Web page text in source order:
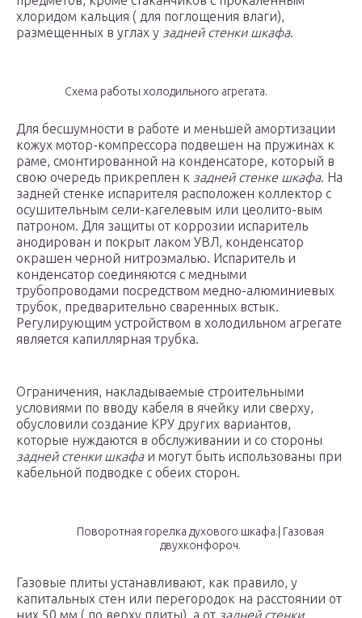
хлоридом кальция ( для поглощения влаги),
размещенных в углах у задней стенки шкафа.
Схема работы холодильного агрегата.
Для бесшумности в работе и меньшей амортизации
кожух мотор-компрессора подвешен на пружинах к
раме, смонтированной на конденсаторе, который в
свою очередь прикреплен к задней стенке шкафа. На
задней стенке испарителя расположен коллектор с
осушительным сели-кагелевым или цеолито-вым
патроном. Для защиты от коррозии испаритель
анодирован и покрыт лаком УВЛ, конденсатор
окрашен черной нитроэмалью. Испаритель и
конденсатор соединяются с медными
трубопроводами посредством медно-алюминиевых
трубок, предварительно сваренных встык.
Регулирующим устройством в холодильном агрегате
является капиллярная трубка.
Ограничения, накладываемые строительными
условиями по вводу кабеля в ячейку или сверху,
обусловили создание КРУ других вариантов,
которые нуждаются в обслуживании и со стороны
задней стенки шкафаи могут быть использованы при
кабельной подводке с обеих сторон.
Поворотная горелка духового шкафа.| Газовая
двухконфороч.
Газовые плиты устанавливают, как правило, у
капитальных стен или перегородок на расстоянии от
них 50 мм ( по верху плиты), а от задней стенки